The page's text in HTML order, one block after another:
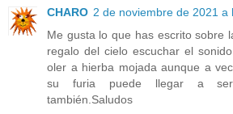
CHARO 2 de noviembre de 2021 a
Me gusta lo que has escrito sobre
regalo del cielo escuchar el
oler a hierba mojada aunque a
su furia puede llegar a
también.Saludos